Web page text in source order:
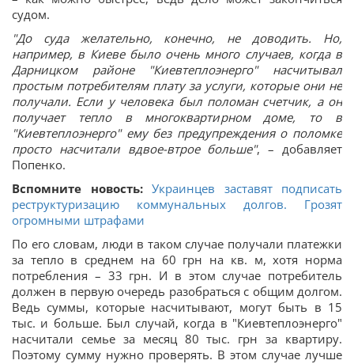
судом.
"До суда желательно, конечно, не доводить. Но,
например, в Киеве было очень много случаев, когда в
Дарницком районе "Киевтеплоэнерго" насчитывал
простым потребителям плату за услуги, которые они не
получали. Если у человека был поломан счетчик, а он
получает тепло в многоквартирном доме, то в
"Киевтеплоэнерго" ему без предупреждения о поломке
просто насчитали вдвое-втрое больше", – добавляет
Попенко.
Вспомните новость: Украинцев заставят подписать
реструктуризацию коммунальных долгов. Грозят
огромными штрафами
По его словам, люди в таком случае получали платежки
за тепло в среднем на 60 грн на кв. м, хотя норма
потребления – 33 грн. И в этом случае потребитель
должен в первую очередь разобраться с общим долгом.
Ведь суммы, которые насчитывают, могут быть в 15
тыс. и больше. Был случай, когда в "Киевтеплоэнерго"
насчитали семье за месяц 80 тыс. грн за квартиру.
Поэтому сумму нужно проверять. В этом случае лучше